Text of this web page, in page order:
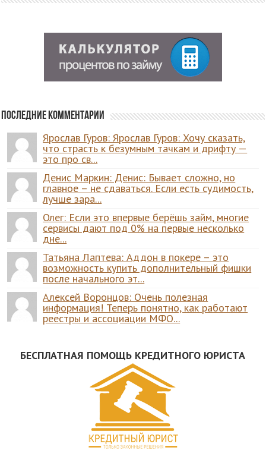
Последние комментарии
Ярослав Гуров: Ярослав Гуров: Хочу сказать,
что страсть к безумным тачкам и дрифту —
это про св...
Денис Маркин: Денис: Бывает сложно, но
главное – не сдаваться. Если есть судимость,
лучше зара...
Олег: Если это впервые берёшь займ, многие
сервисы дают под 0% на первые несколько
дне...
Татьяна Лаптева: Аддон в покере – это
возможность купить дополнительный фишки
после начального эт...
Алексей Воронцов: Очень полезная
информация! Теперь понятно, как работают
реестры и ассоциации МФО...
БЕСПЛАТНАЯ ПОМОЩЬ КРЕДИТНОГО ЮРИСТА